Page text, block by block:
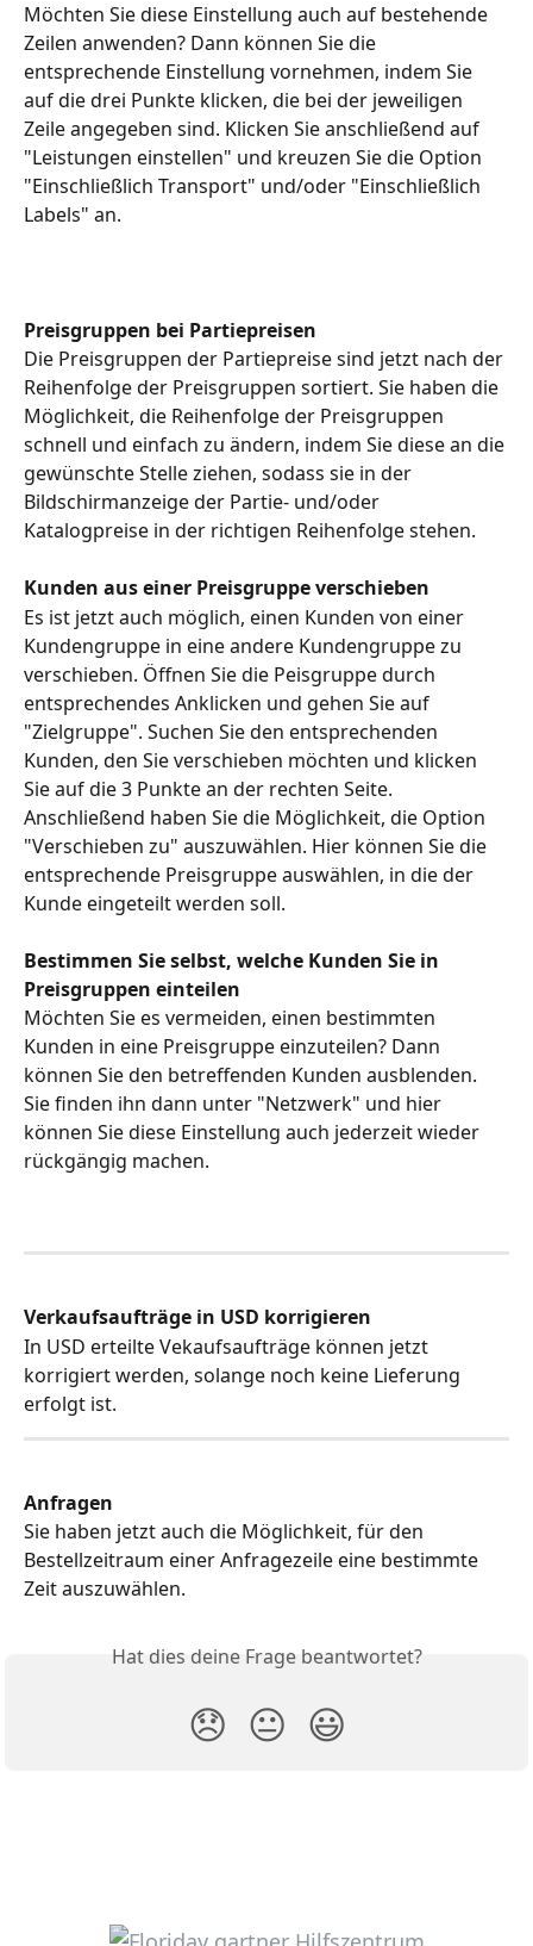
Möchten Sie diese Einstellung auch auf bestehende
Zeilen anwenden? Dann können Sie die
entsprechende Einstellung vornehmen, indem Sie
auf die drei Punkte klicken, die bei der jeweiligen
Zeile angegeben sind. Klicken Sie anschließend auf
"Leistungen einstellen" und kreuzen Sie die Option
"Einschließlich Transport" und/oder "Einschließlich
Labels" an.
Preisgruppen bei Partiepreisen
Die Preisgruppen der Partiepreise sind jetzt nach der
Reihenfolge der Preisgruppen sortiert. Sie haben die
Möglichkeit, die Reihenfolge der Preisgruppen
schnell und einfach zu ändern, indem Sie diese an die
gewünschte Stelle ziehen, sodass sie in der
Bildschirmanzeige der Partie- und/oder
Katalogpreise in der richtigen Reihenfolge stehen.
Kunden aus einer Preisgruppe verschieben
Es ist jetzt auch möglich, einen Kunden von einer
Kundengruppe in eine andere Kundengruppe zu
verschieben. Öffnen Sie die Peisgruppe durch
entsprechendes Anklicken und gehen Sie auf
"Zielgruppe". Suchen Sie den entsprechenden
Kunden, den Sie verschieben möchten und klicken
Sie auf die 3 Punkte an der rechten Seite.
Anschließend haben Sie die Möglichkeit, die Option
"Verschieben zu" auszuwählen. Hier können Sie die
entsprechende Preisgruppe auswählen, in die der
Kunde eingeteilt werden soll.
Bestimmen Sie selbst, welche Kunden Sie in
Preisgruppen einteilen
Möchten Sie es vermeiden, einen bestimmten
Kunden in eine Preisgruppe einzuteilen? Dann
können Sie den betreffenden Kunden ausblenden.
Sie finden ihn dann unter "Netzwerk" und hier
können Sie diese Einstellung auch jederzeit wieder
rückgängig machen.
Verkaufsaufträge in USD korrigieren
In USD erteilte Vekaufsaufträge können jetzt
korrigiert werden, solange noch keine Lieferung
erfolgt ist.
Anfragen
Sie haben jetzt auch die Möglichkeit, für den
Bestellzeitraum einer Anfragezeile eine bestimmte
Zeit auszuwählen.
Hat dies deine Frage beantwortet?
😞 😐 😃